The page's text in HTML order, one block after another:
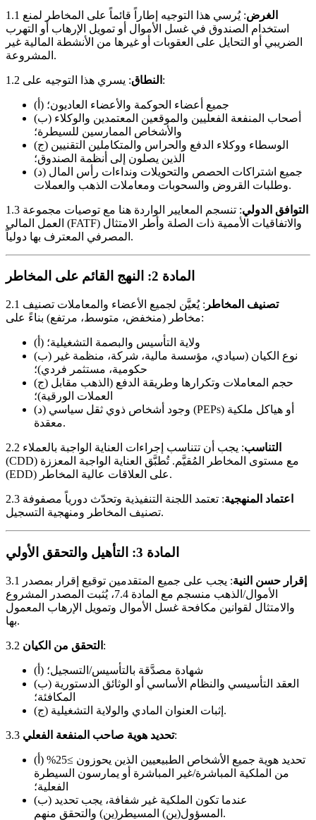
1.1 الغرض: يُرسي هذا التوجيه إطاراً قائماً على المخاطر لمنع
استخدام الصندوق في غسل الأموال أو تمويل الإرهاب أو التهرب
الضريبي أو التحايل على العقوبات أو غيرها من الأنشطة المالية غير
المشروعة.
1.2 النطاق : يسري هذا التوجيه على:
(أ) جميع أعضاء الحوكمة والأعضاء العاديون؛
(ب) أصحاب المنفعة الفعليين والموقعين المعتمدين والوكلاء
والأشخاص الممارسين للسيطرة؛
(ج) الوسطاء ووكلاء الدفع والحراس والمتكاملين التقنيين
الذين يصلون إلى أنظمة الصندوق؛
(د) جميع اشتراكات الحصص والتحويلات ونداءات رأس المال
وطلبات القروض والسحوبات ومعاملات الذهب والعملات.
1.3 التوافق الدولي: تنسجم المعايير الواردة هنا مع توصيات مجموعة
العمل المالي (FATF) والاتفاقيات الأممية ذات الصلة وأطر الامتثال
المصرفي المعترف بها دولياً.
المادة 2: النهج القائم على المخاطر
2.1 تصنيف المخاطر : يُعيَّن لجميع الأعضاء والمعاملات تصنيف
مخاطر (منخفض، متوسط، مرتفع) بناءً على:
(أ) ولاية التأسيس والبصمة التشغيلية؛
(ب) نوع الكيان (سيادي، مؤسسة مالية، شركة، منظمة غير
حكومية، مستثمر فردي)؛
(ج) حجم المعاملات وتكرارها وطريقة الدفع (الذهب مقابل
العملات الورقية)؛
(د) وجود أشخاص ذوي ثقل سياسي (PEPs) أو هياكل ملكية
معقدة.
2.2 التناسب: يجب أن تتناسب إجراءات العناية الواجبة بالعملاء
(CDD) مع مستوى المخاطر المُقيَّم. تُطبَّق العناية الواجبة المعززة
(EDD) على العلاقات عالية المخاطر.
2.3 اعتماد المنهجية: تعتمد اللجنة التنفيذية وتحدّث دورياً مصفوفة
تصنيف المخاطر ومنهجية التسجيل.
المادة 3: التأهيل والتحقق الأولي
3.1 إقرار حسن النية: يجب على جميع المتقدمين توقيع إقرار بمصدر
الأموال/الذهب منسجم مع المادة 7.4، يُثبت المصدر المشروع
والامتثال لقوانين مكافحة غسل الأموال وتمويل الإرهاب المعمول
بها.
3.2 التحقق من الكيان :
(أ) شهادة مصدَّقة بالتأسيس/التسجيل؛
(ب) العقد التأسيسي والنظام الأساسي أو الوثائق الدستورية
المكافئة؛
(ج) إثبات العنوان المادي والولاية التشغيلية.
3.3 تحديد هوية صاحب المنفعة الفعلي:
(أ) تحديد هوية جميع الأشخاص الطبيعيين الذين يحوزون ≥25%
من الملكية المباشرة/غير المباشرة أو يمارسون السيطرة
الفعلية؛
(ب) عندما تكون الملكية غير شفافة، يجب تحديد
المسؤول(ين) المسيطر(ين) والتحقق منهم.